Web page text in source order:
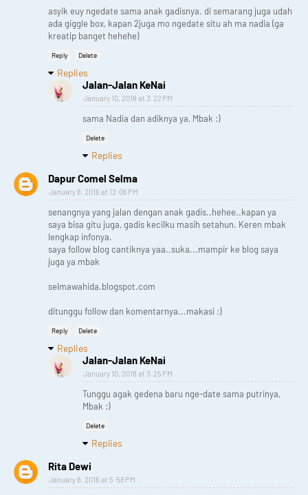
asyik euy ngedate sama anak gadisnya. di semarang juga udah
ada giggle box, kapan 2juga mo ngedate situ ah ma nadia (ga
kreatip banget hehehe)
Reply Delete
Replies
Jalan-Jalan KeNai
January 10, 2018 at 3:22 PM
sama Nadia dan adiknya ya, Mbak :)
Delete
Replies
Dapur Comel Selma
January 8, 2016 at 12:06 PM
senangnya yang jalan dengan anak gadis..hehee..kapan ya
saya bisa gitu juga, gadis kecilku masih setahun. Keren mbak
lengkap infonya.
saya follow blog cantiknya yaa..suka...mampir ke blog saya
juga ya mbak
selmawahida.blogspot.com
ditunggu follow dan komentarnya...makasi :)
Reply Delete
Replies
Jalan-Jalan KeNai
January 10, 2018 at 3:25 PM
Tunggu agak gedena baru nge-date sama putrinya,
Mbak :)
Delete
Replies
Rita Dewi
January 8, 2016 at 5:58 PM